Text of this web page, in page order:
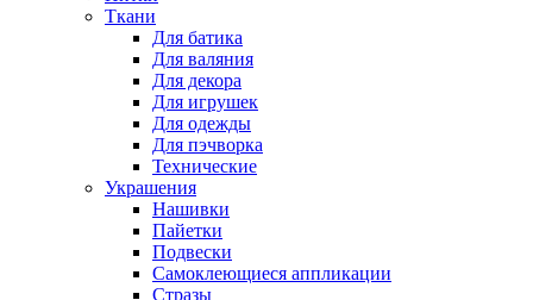
Ткани
Для батика
Для валяния
Для декора
Для игрушек
Для одежды
Для пэчворка
Технические
Украшения
Нашивки
Пайетки
Подвески
Самоклеющиеся аппликации
Стразы